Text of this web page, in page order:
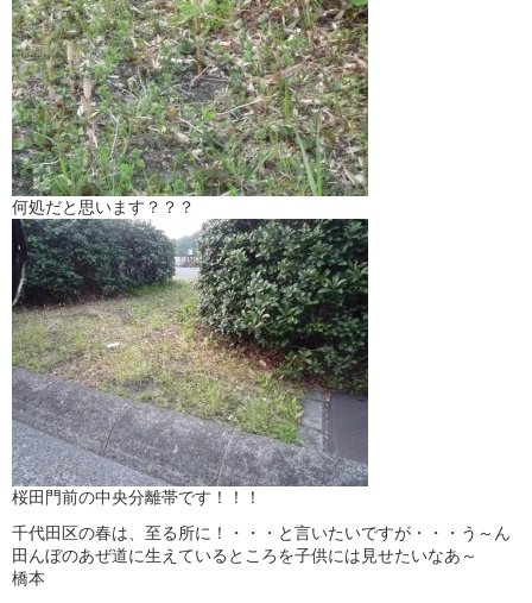
何処だと思います？？？
桜田門前の中央分離帯です！！！
千代田区の春は、至る所に！・・・と言いたいですが・・・う～ん
田んぼのあぜ道に生えているところを子供には見せたいなあ～
橋本